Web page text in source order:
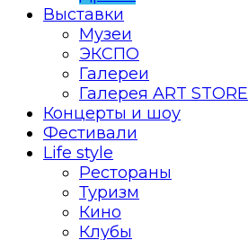
Выставки
Музеи
ЭКСПО
Галереи
Галерея ART STORE
Концерты и шоу
Фестивали
Life style
Рестораны
Туризм
Кино
Клубы